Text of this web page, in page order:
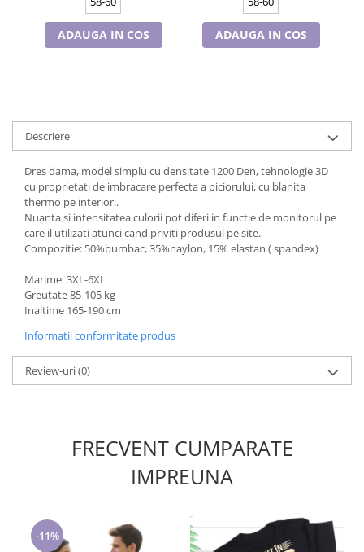
Cadouri pentru Doctori
Cadouri pentru Sfânta Maria
Martisoare
ADAUGA IN COS ADAUGA IN COS
Descriere
Dres dama, model simplu cu densitate 1200 Den, tehnologie 3D
cu proprietati de imbracare perfecta a piciorului, cu blanita
thermo pe interior..
Nuanta si intensitatea culorii pot diferi in functie de monitorul pe
care il utilizati atunci cand priviti produsul pe site.
Compozitie: 50%bumbac, 35%naylon, 15% elastan ( spandex)
Marime 3XL-6XL
Greutate 85-105 kg
Inaltime 165-190 cm
Informatii conformitate produs
Review-uri(0)
FRECVENT CUMPARATE
IMPREUNA
-11%